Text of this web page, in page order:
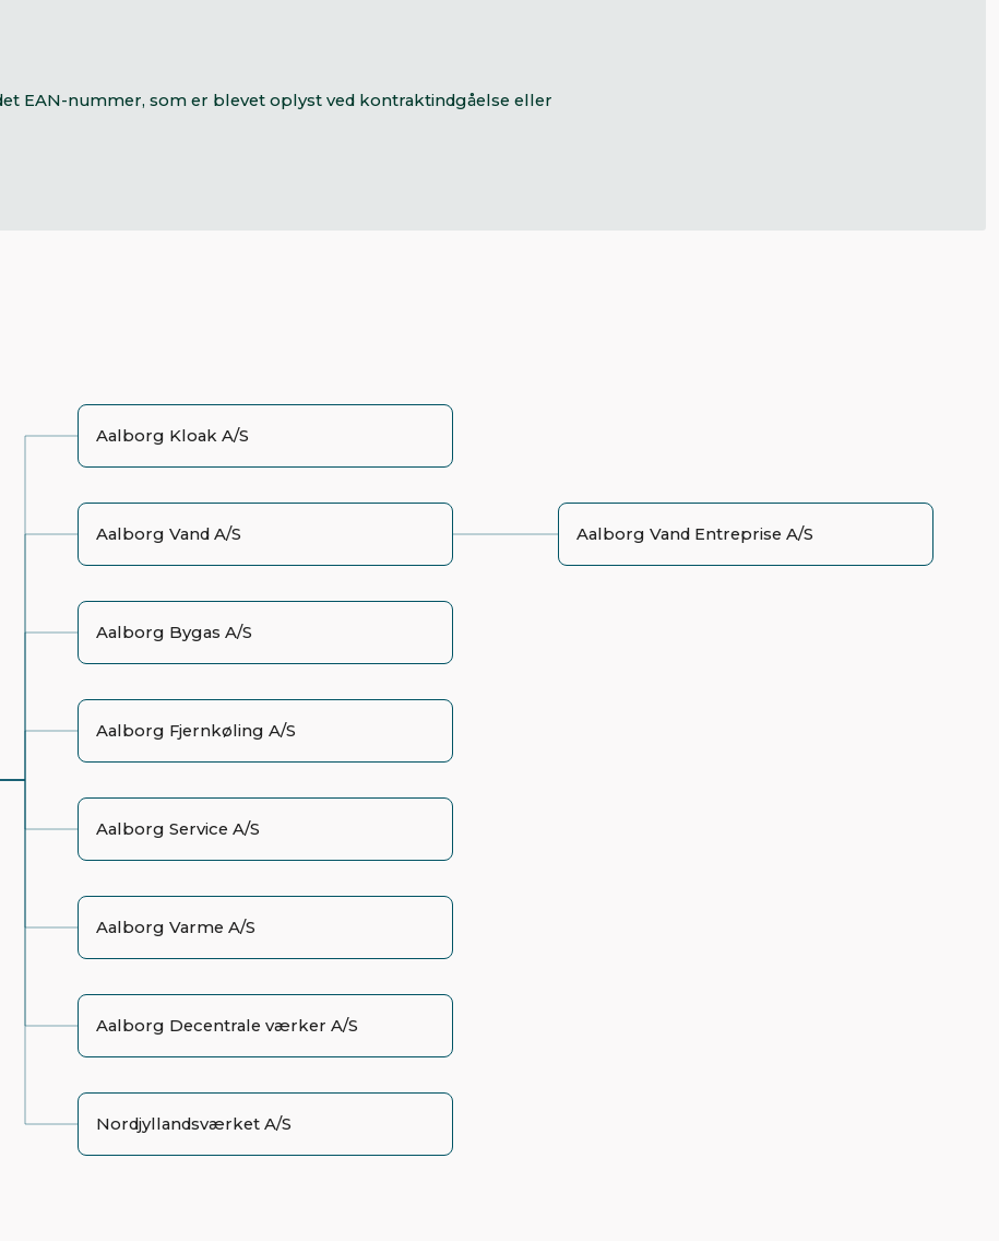
EAN-nummer, som er blevet oplyst ved kontraktindgåelse eller
Aalborg Kloak A/S
Aalborg Vand A/S Aalborg Vand Entreprise A/S
Aalborg Bygas A/S
Aalborg Fjernkøling A/S
Aalborg Service A/S
Aalborg Varme A/S
Aalborg Decentrale værker A/S
Nordjyllandsværket A/S